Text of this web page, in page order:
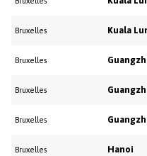
Bruxelles Kuala
Bruxelles
Bruxelles
Bruxelles
Bruxelles Hanoi